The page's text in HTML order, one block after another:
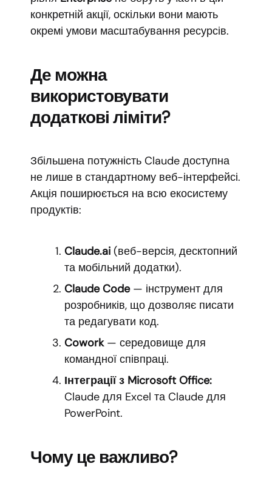
конкретній акції, оскільки вони мають
окремі умови масштабування ресурсів.
Де можна
використовувати
додаткові ліміти?
Збільшена потужність Claude доступна
не лише в стандартному веб-інтерфейсі.
Акція поширюється на всю екосистему
продуктів:
Claude.ai (веб-версія, десктопний
та мобільний додатки).
Claude Code— інструмент для
розробників, що дозволяє писати
та редагувати код.
Cowork— середовище для
командної співпраці.
Інтеграції з Microsoft Office:
Claude для Excel та Claude для
PowerPoint.
Чому це важливо?